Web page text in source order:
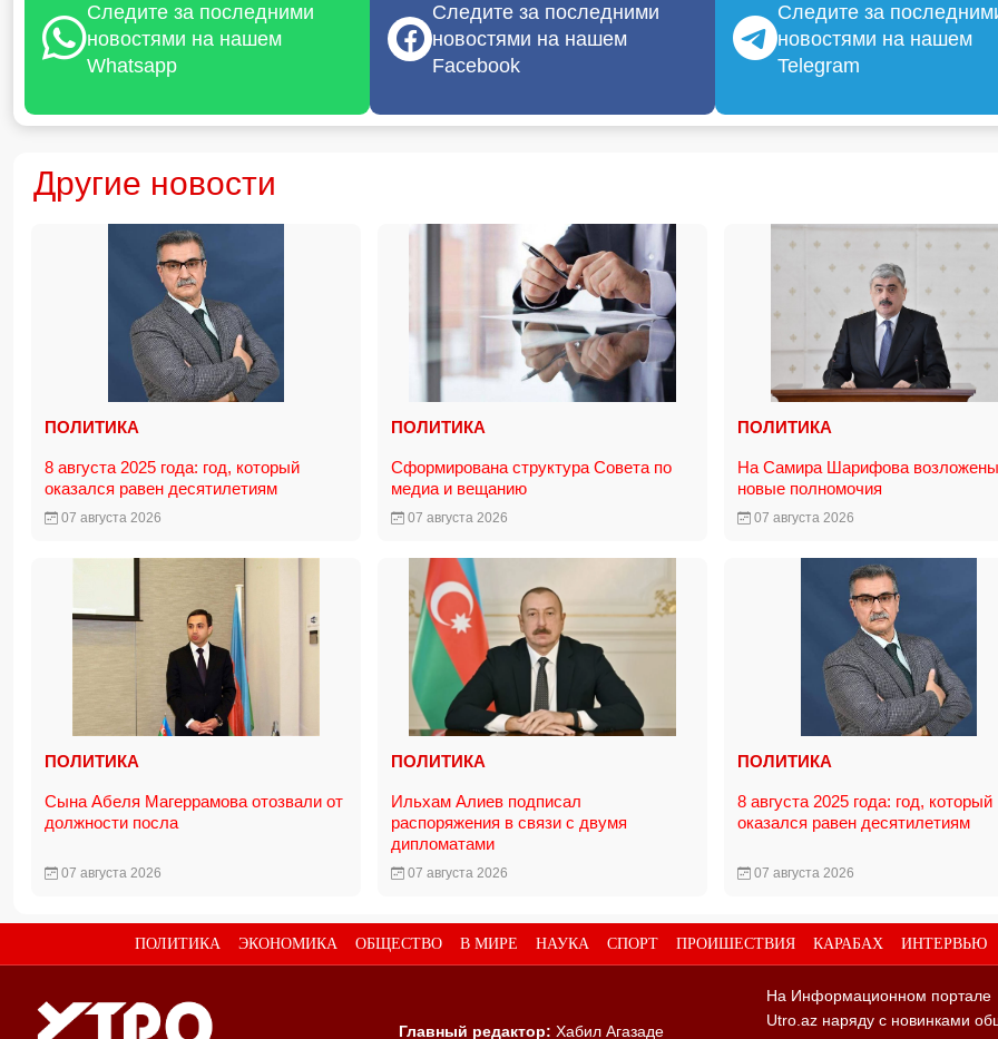
Следите за последними
новостями на нашем
Whatsapp
Следите за последними
новостями на нашем
Facebook
Следите за
новостями на нашем
Telegram
Другие новости
ПОЛИТИКА
8 августа 2025 года: год, который
оказался равен десятилетиям
07 августа 2026
ПОЛИТИКА
Сформирована структура Совета по
медиа и вещанию
07 августа 2026
ПОЛИТИКА
На Самира Шарифова возложены
новые полномочия
07 августа 2026
ПОЛИТИКА
Сына Абеля Магеррамова отозвали от
должности посла
07 августа 2026
ПОЛИТИКА
Ильхам Алиев подписал
распоряжения в связи с двумя
дипломатами
07 августа 2026
ПОЛИТИКА
8 августа 2025 года: год, который
оказался равен десятилетиям
07 августа 2026
ПОЛИТИКА ЭКОНОМИКА ОБЩЕСТВО В МИРЕ НАУКА СПОРТ ПРОИШЕСТВИЯ КАРАБАХ ИНТЕРВЬЮ
Главный редактор: Хабил Агазаде
На Информационном портале
Utro.az наряду с новинками